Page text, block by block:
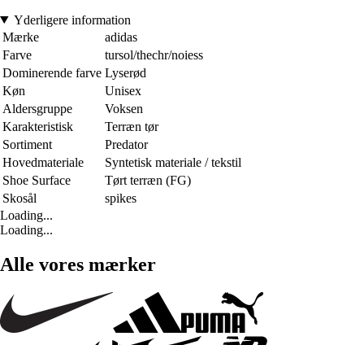
Yderligere information
Mærke
adidas
Farve
tursol/thechr/noiess
Dominerende farve Lyserød
Køn
Unisex
Aldersgruppe
Voksen
Karakteristisk
Terræn tør
Sortiment
Predator
Hovedmateriale
Syntetisk materiale / tekstil
Shoe Surface
Tørt terræn (FG)
Skosål
spikes
Loading...
Loading...
Alle vores mærker